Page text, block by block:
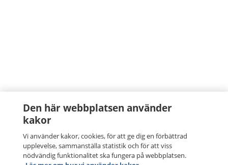
Den här webbplatsen använder
kakor
Vi använder kakor, cookies, för att ge dig en förbättrad
upplevelse, sammanställa statistik och för att viss
nödvändig funktionalitet ska fungera på webbplatsen.